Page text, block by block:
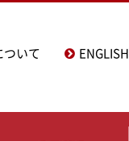
いて ENGLISH